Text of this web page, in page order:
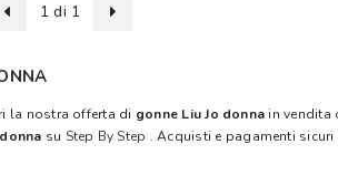
1 di 1
la nostra offerta di gonne Liu Jo donna in vendita
su Step By Step . Acquisti e pagamenti